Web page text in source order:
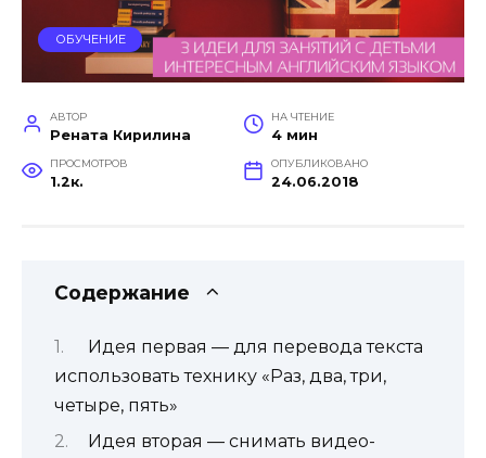
ОБУЧЕНИЕ
АВТОР
Рената Кирилина
НА ЧТЕНИЕ
4 мин
ПРОСМОТРОВ
1.2к.
ОПУБЛИКОВАНО
24.06.2018
Содержание
Идея первая — для перевода текста
использовать технику «Раз, два, три,
четыре, пять»
Идея вторая — снимать видео-